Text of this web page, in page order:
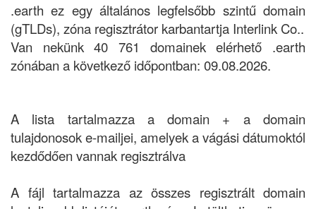
.earth ez egy általános legfelsőbb szintű domain
(gTLDs), zóna regisztrátor karbantartja Interlink Co..
Van nekünk 40 761 domainek elérhető .earth
zónában a következő időpontban: 09.08.2026.
A lista tartalmazza a domain + a domain
tulajdonosok e-mailjei, amelyek a vágási dátumoktól
kezdődően vannak regisztrálva
A fájl tartalmazza az összes regisztrált domain